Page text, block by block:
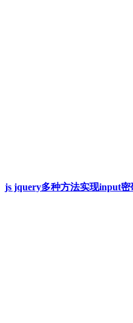
js jquery多种方法实现input